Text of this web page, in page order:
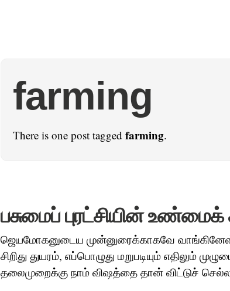
farming
There is one post tagged farming.
பசுமைப் புரட்சியின்
ஜெயமோகனுடைய முன்னுரைக்காகவே வாங்கினேன்,
சிறிது துயரம், எப்பொழுது மறுபடியும் எதிலும்
தலைமுறைக்கு நாம் விஷத்தை தான் விட்டுச்